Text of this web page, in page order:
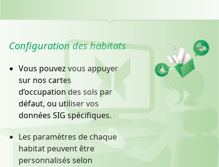
Configuration des habitats
Vous pouvez vous appuyer
sur nos cartes
d’occupation des sols par
défaut, ou utiliser vos
données SIG spécifiques.
Les paramètres de chaque
habitat peuvent être
personnalisés selon